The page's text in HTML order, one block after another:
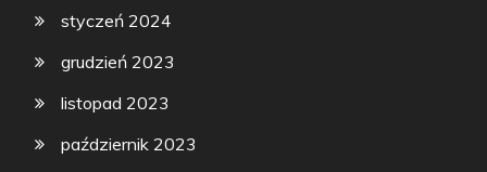
styczeń 2024
grudzień 2023
listopad 2023
październik 2023